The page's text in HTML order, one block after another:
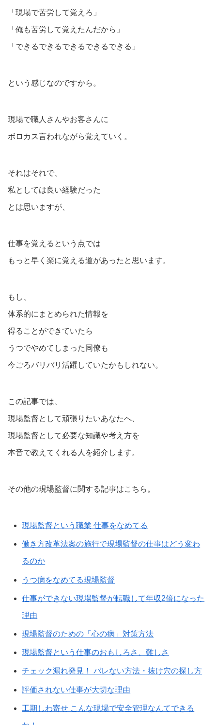
「現場で苦労して覚えろ」
「俺も苦労して覚えたんだから」
「できるできるできるできるできる」
という感じなのですから。
現場で職人さんやお客さんに
ボロカス言われながら覚えていく。
それはそれで、
私としては良い経験だった
とは思いますが、
仕事を覚えるという点では
もっと早く楽に覚える道があったと思います。
もし、
体系的にまとめられた情報を
得ることができていたら
うつでやめてしまった同僚も
今ごろバリバリ活躍していたかもしれない。
この記事では、
現場監督として頑張りたいあなたへ、
現場監督として必要な知識や考え方を
本音で教えてくれる人を紹介します。
その他の現場監督に関する記事はこちら。
現場監督という職業 仕事をなめてる
働き方改革法案の施行で現場監督の仕事はどう変わ
るのか
うつ病をなめてる現場監督
仕事ができない現場監督が転職して年収2倍になった
理由
現場監督のための「心の病」対策方法
現場監督という仕事のおもしろさ、難しさ
チェック漏れ発見！ バレない方法・抜け穴の探し方
評価されない仕事が大切な理由
工期しわ寄せ こんな現場で安全管理なんてできる